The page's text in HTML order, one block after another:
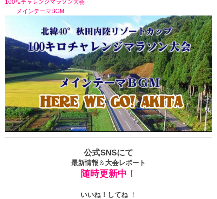
100㌔チャレンジマラソン大会
メインテーマBGM
公式SNSにて
最新情報 ＆ 大会レポート
随時更新中！
いいね！ してね ！